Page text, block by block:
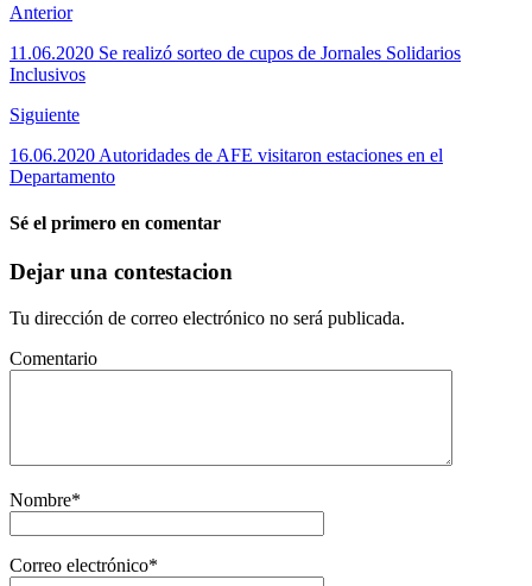
Anterior
11.06.2020 Se realizó sorteo de cupos de Jornales Solidarios
Inclusivos
Siguiente
16.06.2020 Autoridades de AFE visitaron estaciones en el
Departamento
Sé el primero en comentar
Dejar una contestacion
Tu dirección de correo electrónico no será publicada.
Comentario
Nombre*
Correo electrónico*